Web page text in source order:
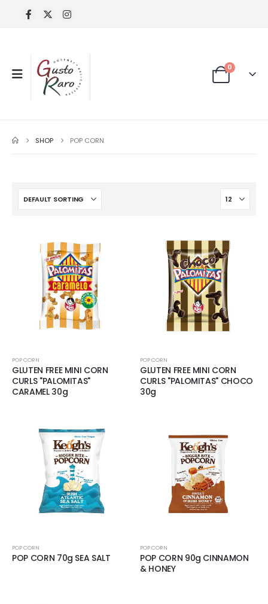
0
SHOP POP CORN
POP CORN
GLUTEN FREE MINI CORN
CURLS "PALOMITAS"
CARAMEL 30g
POP CORN
GLUTEN FREE MINI CORN
CURLS "PALOMITAS" CHOCO
30g
POP CORN
POP CORN 70g SEA SALT
POP CORN
POP CORN 90g CINNAMON
& HONEY